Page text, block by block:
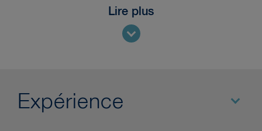
Lire plus
Expérience